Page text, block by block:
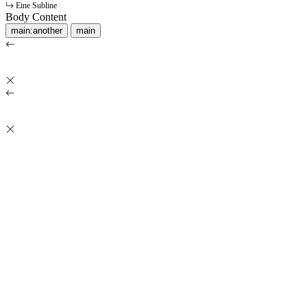
Eine Subline
Body Content
main:another main